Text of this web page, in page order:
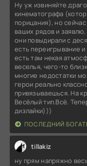
Ну уж извиняйте
кинематографа
порицания), но
ваших рядов и
они повыдирали с
есть переигрывание и
есть там некая
веселья, чего-то
многие недостатки
герои реально
привязываешься. На
Весёлый тип.Всё.
дизлайки)))
ПОСЛЕДНИЙ
tillakiz
ну прям напряжно